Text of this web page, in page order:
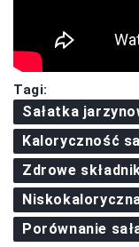
Tagi:
Sałatka
Kaloryczność
Zdrowe
Porównanie